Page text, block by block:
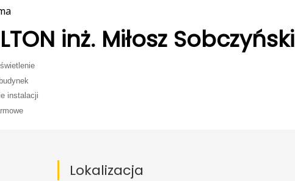
inż. Miłosz Sobczyński
instalacji
Lokalizacja